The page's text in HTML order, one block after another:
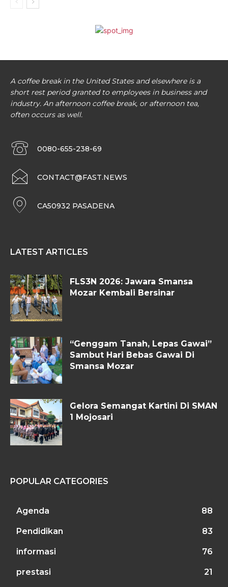
A coffee break in the United States and elsewhere is a
short rest period granted to employees in business and
industry. An afternoon coffee break, or afternoon tea,
often occurs as well.
0080-655-238-69
CONTACT@FAST.NEWS
CA50932 PASADENA
LATEST ARTICLES
FLS3N 2026: Jawara Smansa
Mozar Kembali Bersinar
“Genggam Tanah, Lepas Gawai”
Sambut Hari Bebas Gawai Di
Smansa Mozar
Gelora Semangat Kartini Di SMAN
1 Mojosari
POPULAR CATEGORIES
Agenda 88
Pendidikan 83
informasi 76
prestasi 21